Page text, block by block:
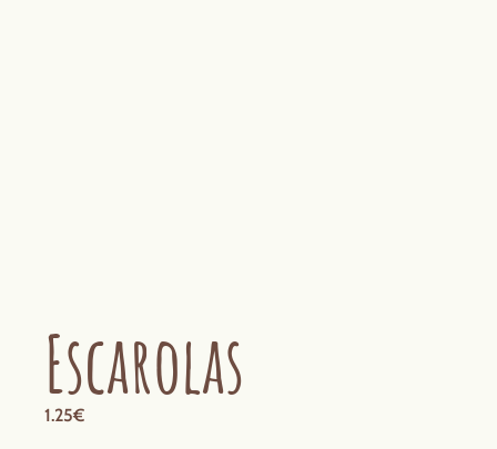
Escarolas
1.25€